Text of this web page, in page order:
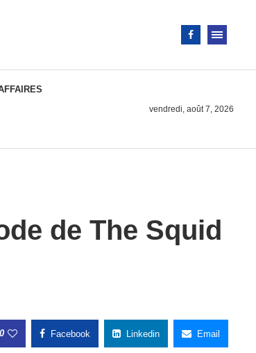
vendredi, août 7, 2026
de The Squid
0 Facebook Linkedin Email